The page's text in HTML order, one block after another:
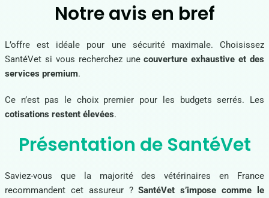
Notre avis en bref
L’offre est idéale pour une sécurité maximale. Choisissez
SantéVet si vous recherchez unecouverture exhaustive et des
services premium.
Ce n’est pas le choix premier pour les budgets serrés. Les
cotisations restent élevées.
Présentation de SantéVet
Saviez-vous que la majorité des vétérinaires en France
recommandent cet assureur ?SantéVet s’impose comme le